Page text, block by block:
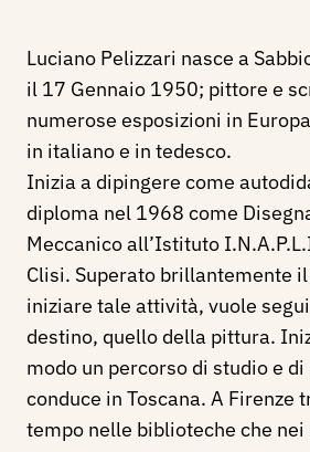
Luciano Pelizzari nasce a
il 17 Gennaio 1950; pittore e
numerose esposizioni in
in italiano e in tedesco.
Inizia a dipingere come
diploma nel 1968 come
Meccanico all’Istituto
Clisi. Superato brillantemente
iniziare tale attività, vuole
destino, quello della pittura.
modo un percorso di studio e
conduce in Toscana. A Firenze
tempo nelle biblioteche che